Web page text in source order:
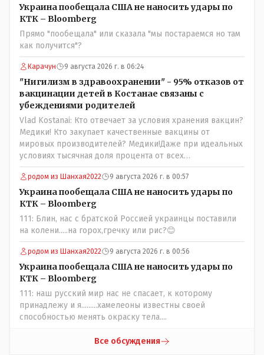
Назарбай волевым Указом РАСПУСТИЛ этот бунтарский
состав. Имя - Серикболсын Абдильдин вам знакомо -
юывший секретарь ЦК КП Казахстана , впоследствии -
депутат Верховного Совета и Мажлиса и Председатель
партии коммунстов- он в то время и после и причём
НЕОДНОКРАТНО, указывал и многократно на недостатки
Назарбая и предлагал ему самому ДОБРОВОЛЬНО уйти с
поста Президента.
Украина пообещала США не наносить удары по
КТК – Bloomberg
Прямо "пообещала" или сказала "мы постараемся но там
как получится"?
Карачун 9 августа 2026 г. в 06:24
"Нигилизм в здравоохранении" - 95% отказов от
вакцинации детей в Костанае связаны с
убеждениями родителей
Vlad Kostanai: Кто отвечает за условия хранения вакцин?
Медики! Кто закупает качественные вакцины от
мировых производителей? Медики!Даже при идеальных
условиях тысячная доля процента от всех
вакцинированных может иметь плохие последствия от
прививки. Бумага нужна как защита от дол.....бов не
дружащих с школьными курсами предметов, в
частности биологии и математики. Vlad Kostanai: Поэтому
люди и отказываются и я в том числе своих не
прививал.Лично я вам и тем другим людям благодарен.
Добровольные действия направленные на сокращение
частотности появления в популяции соответствующих
комбинаций генов заслуживают благодарности. Мы и
без того основательно загубили нормальный
естественный отбор.
родом из Шанхая2022 9 августа 2026 г. в 00:57
Украина пообещала США не наносить удары по
КТК – Bloomberg
111: Блин, нас с братской Россией украинцы поставили
на колени.....на горох,гречку или рис?😊
родом из Шанхая2022 9 августа 2026 г. в 00:56
Украина пообещала США не наносить удары по
КТК – Bloomberg
111: наш русский мир нас не спасает, к которому
принадлежу и я.........хамелеоны известны своей
способностью менять окраску тела....
Все обсуждения